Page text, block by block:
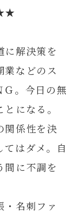
に解決策を
業などのス
Ｇ。今日の無
になる。
関係性を決
はダメ。自
間に不調を
名刺ファ